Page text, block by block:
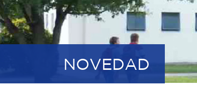
NOVEDAD